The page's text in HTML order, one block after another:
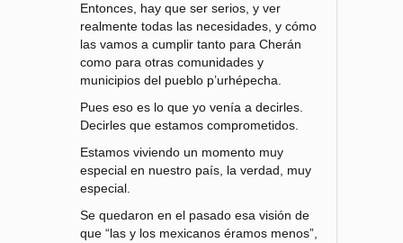
Entonces, hay que ser serios, y ver
realmente todas las necesidades, y cómo
las vamos a cumplir tanto para Cherán
como para otras comunidades y
municipios del pueblo p’urhépecha.
Pues eso es lo que yo venía a decirles.
Decirles que estamos comprometidos.
Estamos viviendo un momento muy
especial en nuestro país, la verdad, muy
especial.
Se quedaron en el pasado esa visión de
que “las y los mexicanos éramos menos”,